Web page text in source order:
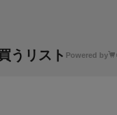
うリスト Powered by